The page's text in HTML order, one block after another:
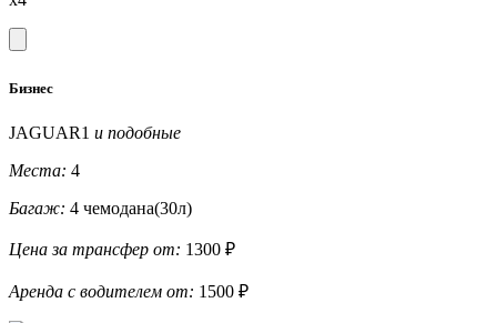
Бизнес
JAGUAR1 и подобные
Места: 4
Багаж: 4 чемодана(30л)
Цена за трансфер от: 1300 ₽
Аренда с водителем от: 1500 ₽